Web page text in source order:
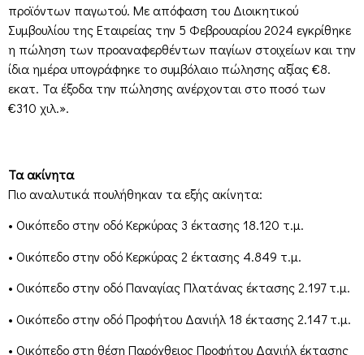
προϊόντων παγωτού. Με απόφαση του Διοικητικού
Συμβουλίου της Εταιρείας την 5 Φεβρουαρίου 2024 εγκρίθηκε
η πώληση των προαναφερθέντων παγίων στοιχείων και την
ίδια ημέρα υπογράφηκε το συμβόλαιο πώλησης αξίας €8.
εκατ. Τα έξοδα την πώλησης ανέρχονται στο ποσό των
€310 χιλ.».
Τα ακίνητα
Πιο αναλυτικά πουλήθηκαν τα εξής ακίνητα:
• Οικόπεδο στην οδό Κερκύρας 3 έκτασης 18.120 τ.μ.
• Οικόπεδο στην οδό Κερκύρας 2 έκτασης 4.849 τ.μ.
• Οικόπεδο στην οδό Παναγίας Πλατάνας έκτασης 2.197 τ.μ.
• Οικόπεδο στην οδό Προφήτου Δανιήλ 18 έκτασης 2.147 τ.μ.
• Οικόπεδο στη θέση Παρόχθειος Προφήτου Δανιήλ έκτασης